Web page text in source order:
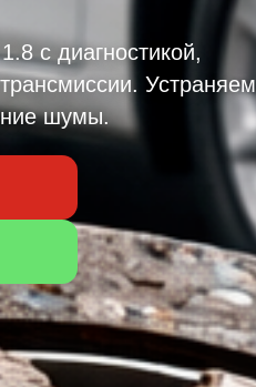
с диагностикой,
Устраняем
шумы.